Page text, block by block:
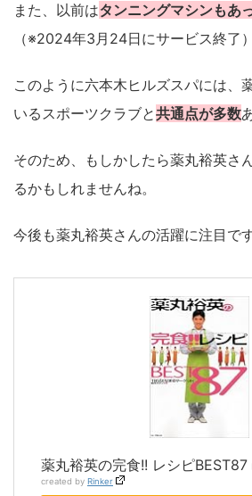
また、以前はタンニングマシンもあ
（※2024年3月24日にサービス終了）
このように六本木ヒルズスパには、
いるスポーツクラブと共通点が多数
そのため、もしかしたら薬丸裕英さ
るかもしれませんね。
今後も薬丸裕英さんの活躍に注目です
薬丸裕英の完食!! レシピBEST87
created by Rinker